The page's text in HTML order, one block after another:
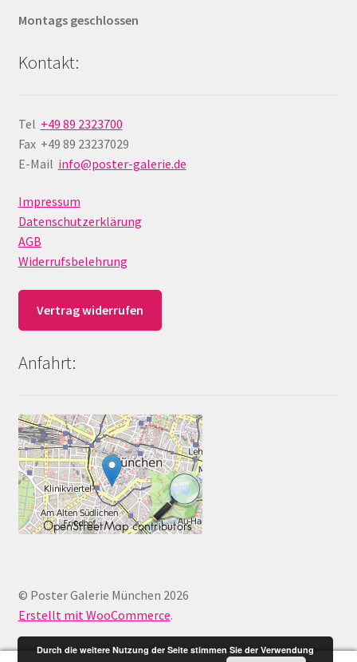
Montags geschlossen
Kontakt:
Tel +49 89 2323700
Fax +49 89 23237029
E-Mail info@poster-galerie.de
Impressum
Datenschutzerklärung
AGB
Widerrufsbelehrung
Vertrag widerrufen
Anfahrt:
© Poster Galerie München 2026
Erstellt mit WooCommerce.
Durch die weitere Nutzung der Seite stimmen Sie der Verwendung